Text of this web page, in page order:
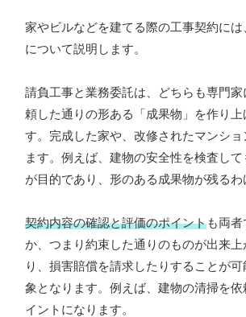
家やビルなどを建てる際の工事契約に
について説明します。
請負工事と業務委託は、どちらも専門
頼した通りの形ある「成果物」を作り
す。完成した家や、改修されたマンシ
ます。例えば、建物の安全性を検査し
が目的であり、形のある成果物が残るわ
契約内容の確認と評価のポイントも両
か、つまり約束した通りのものが出来
り、損害賠償を請求したりすることが
象となります。例えば、建物の清掃を
イントになります。